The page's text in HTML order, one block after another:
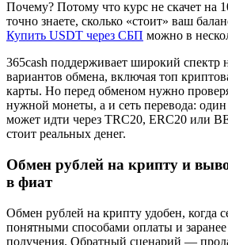
Почему? Потому что курс не скачет на
точно знаете, сколько «стоит» ваш
Купить USDT через СБП можно в
365cash поддерживает широкий
вариантов обмена, включая топ
карты. Но перед обменом нужно
нужной монеты, а и сеть перевода:
может идти через TRC20, ERC20 или
стоит реальных денег.
Обмен рублей на крипту и
в фиат
Обмен рублей на крипту удобен, когда
понятными способами оплаты и
получения. Обратный сценарий —